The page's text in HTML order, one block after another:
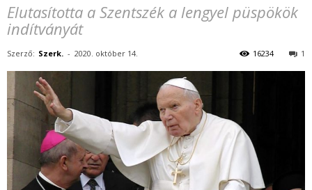
Elutasította a Szentszék a lengyel püspökök
indítványát
Szerző: Szerk. - 2020. október 14. 1
16234